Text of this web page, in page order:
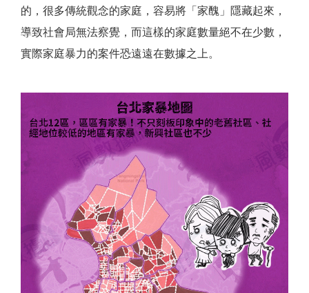
的，很多傳統觀念的家庭，容易將「家醜」隱藏起來，
導致社會局無法察覺，而這樣的家庭數量絕不在少數，
實際家庭暴力的案件恐遠遠在數據之上。